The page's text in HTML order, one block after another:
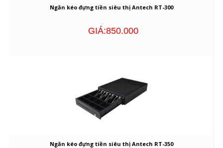
Ngăn kéo đựng tiền siêu thị Antech RT-300
GIÁ:850.000
Ngăn kéo đựng tiền siêu thị Antech RT-350